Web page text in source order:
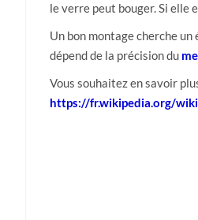
le verre peut bouger. Si
Un bon montage cherche
dépend de la précision du
Vous souhaitez en savoir
https://fr.wikipedia.org/